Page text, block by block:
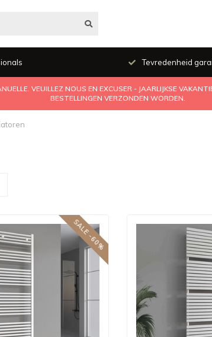
Tevredenheid
VEUILLEZ NOUS EN EXCUSER - JAARLIJKSE
BESTELLINGEN VERZONDEN WORDEN.
SALE -60%